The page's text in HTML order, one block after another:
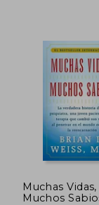
dcto.
Muchas Vidas,
Muchos